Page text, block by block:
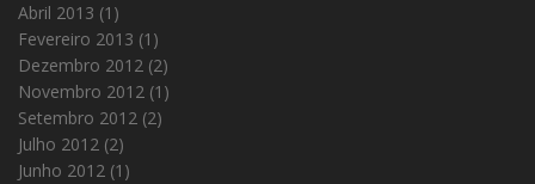
Abril 2013 (1)
Fevereiro 2013 (1)
Dezembro 2012 (2)
Novembro 2012 (1)
Setembro 2012 (2)
Julho 2012 (2)
Junho 2012 (1)